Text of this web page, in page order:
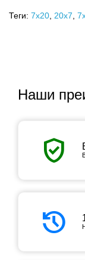
Теги: 7x20 20х7
Наши
verified_user
history